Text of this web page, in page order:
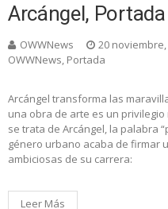
Arcángel,
OWWNews 20 noviembre,
OWWNews Portada
Arcángel transforma las
una obra de arte es un
se trata de Arcángel, la palabra
género urbano acaba de firmar
ambiciosas de su carrera:
Leer Más